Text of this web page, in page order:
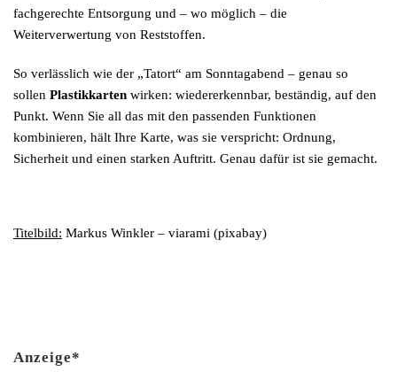
fachgerechte Entsorgung und – wo möglich – die
Weiterverwertung von Reststoffen.
So verlässlich wie der „Tatort“ am Sonntagabend – genau so
sollen Plastikkarten wirken: wiedererkennbar, beständig, auf den
Punkt. Wenn Sie all das mit den passenden Funktionen
kombinieren, hält Ihre Karte, was sie verspricht: Ordnung,
Sicherheit und einen starken Auftritt. Genau dafür ist sie gemacht.
Titelbild: Markus Winkler – viarami (pixabay)
Anzeige*